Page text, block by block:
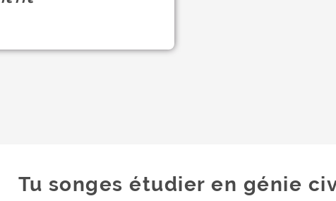
Tu songes étudier en génie